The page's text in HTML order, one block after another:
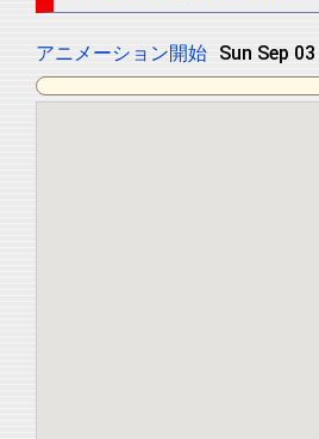
アニメーション開始 Sun Sep